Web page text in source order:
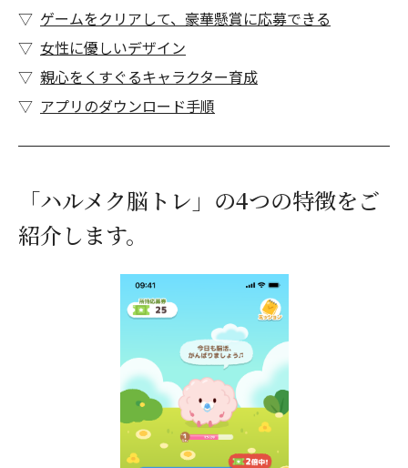
ゲームをクリアして、豪華懸賞に応募できる
女性に優しいデザイン
親心をくすぐるキャラクター育成
アプリのダウンロード手順
「ハルメク脳トレ」の4つの特徴をご
紹介します。